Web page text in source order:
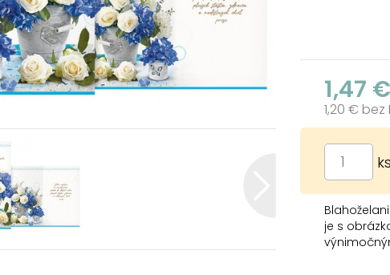
1,47 €
1,20 € bez
ks
je s